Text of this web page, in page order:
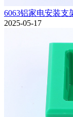
6063铝家电安装支
2025-05-17